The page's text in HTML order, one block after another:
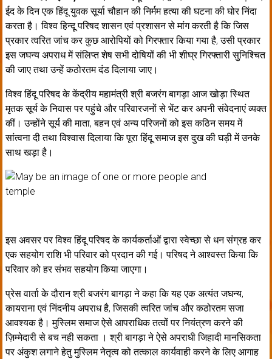
ईद के दिन एक हिंदू युवक सूर्या चौहान की निर्मम हत्या की घटना की घोर निंदा
करता है। विश्व हिन्दू परिषद शासन एवं प्रशासन से मांग करती है कि जिस
प्रकार त्वरित जांच कर कुछ आरोपियों को गिरफ्तार किया गया है, उसी प्रकार
इस जघन्य अपराध में संलिप्त शेष सभी दोषियों की भी शीघ्र गिरफ्तारी सुनिश्चित
की जाए तथा उन्हें कठोरतम दंड दिलाया जाए।
विश्व हिंदू परिषद के केंद्रीय महामंत्री श्री बजरंग बागड़ा आज खोड़ा स्थित
मृतक सूर्य के निवास पर पहुंचे और परिवारजनों से भेंट कर अपनी संवेदनाएं व्यक्त
कीं। उन्होंने सूर्य की माता, बहन एवं अन्य परिजनों को इस कठिन समय में
सांत्वना दी तथा विश्वास दिलाया कि पूरा हिंदू समाज इस दुख की घड़ी में उनके
साथ खड़ा है।
इस अवसर पर विश्व हिंदू परिषद के कार्यकर्ताओं द्वारा स्वेच्छा से धन संग्रह कर
एक सहयोग राशि भी परिवार को प्रदान की गई। परिषद ने आश्वस्त किया कि
परिवार को हर संभव सहयोग किया जाएगा।
प्रेस वार्ता के दौरान श्री बजरंग बागड़ा ने कहा कि यह एक अत्यंत जघन्य,
कायराना एवं निंदनीय अपराध है, जिसकी त्वरित जांच और कठोरतम सजा
आवश्यक है। मुस्लिम समाज ऐसे आपराधिक तत्वों पर नियंत्रण करने की
ज़िम्मेदारी से बच नही सकता । श्री बागड़ा ने ऐसे अपराधी जिहादी मानसिकता
पर अंकुश लगाने हेतु मुस्लिम नेतृत्व को तत्काल कार्यवाही करने के लिए आगाह